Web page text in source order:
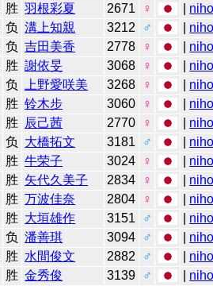
胜 羽根彩夏 2671 ♀
负 溝上知親 3212 ♂
负 吉田美香 2778 ♀
胜 謝依旻 3068 ♀
负 上野愛咲美 3268 ♀
胜 铃木步 3060 ♀
胜 辰己茜 2770 ♀
负 大橋拓文 3181 ♂
胜 牛荣子 3024 ♀
胜 矢代久美子 2834 ♀
胜 万波佳奈 2804 ♀
胜 大垣雄作 3151 ♂
负 潘善琪 3094 ♂
胜 水間俊文 2882 ♂
胜 金秀俊 3139 ♂